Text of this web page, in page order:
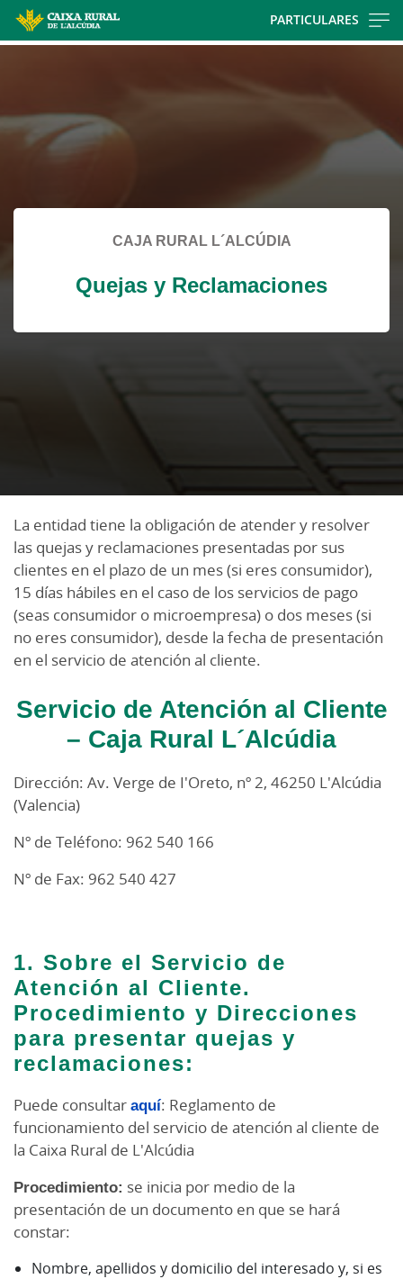
PARTICULARES
favor
espere...
CAJA RURAL L´ALCÚDIA
Quejas y Reclamaciones
La entidad tiene la obligación de atender y resolver
las quejas y reclamaciones presentadas por sus
clientes en el plazo de un mes (si eres consumidor),
15 días hábiles en el caso de los servicios de pago
(seas consumidor o microempresa) o dos meses (si
no eres consumidor), desde la fecha de presentación
en el servicio de atención al cliente.
Servicio de Atención al Cliente
– Caja Rural L´Alcúdia
Dirección: Av. Verge de I'Oreto, nº 2, 46250 L'Alcúdia
(Valencia)
Nº de Teléfono: 962 540 166
Nº de Fax: 962 540 427
1. Sobre el Servicio de
Atención al Cliente.
Procedimiento y Direcciones
para presentar quejas y
reclamaciones:
Puede consultaraquí: Reglamento de
funcionamiento del servicio de atención al cliente de
la Caixa Rural de L'Alcúdia
Procedimiento: se inicia por medio de la
presentación de un documento en que se hará
constar:
Nombre, apellidos y domicilio del interesado y, si es